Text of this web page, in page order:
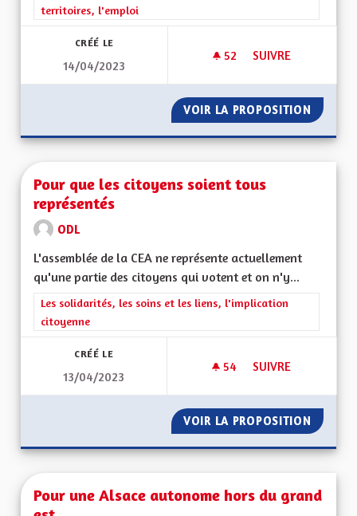
territoires, l'emploi
CRÉÉ LE
14/04/2023
52 52 ABONNÉS
SUIVRE
VOIR LA PROPOSITION
Pour que les citoyens soient tous
représentés
ODL
L'assemblée de la CEA ne représente actuellement
qu'une partie des citoyens qui votent et on n'y...
Filtrer les résultats de la catégorie : Les solidarités, les soins
Les solidarités, les soins et les liens, l'implication
citoyenne
CRÉÉ LE
13/04/2023
54 54 ABONNÉS
SUIVRE
VOIR LA PROPOSITION POUR
Pour une Alsace autonome hors du grand